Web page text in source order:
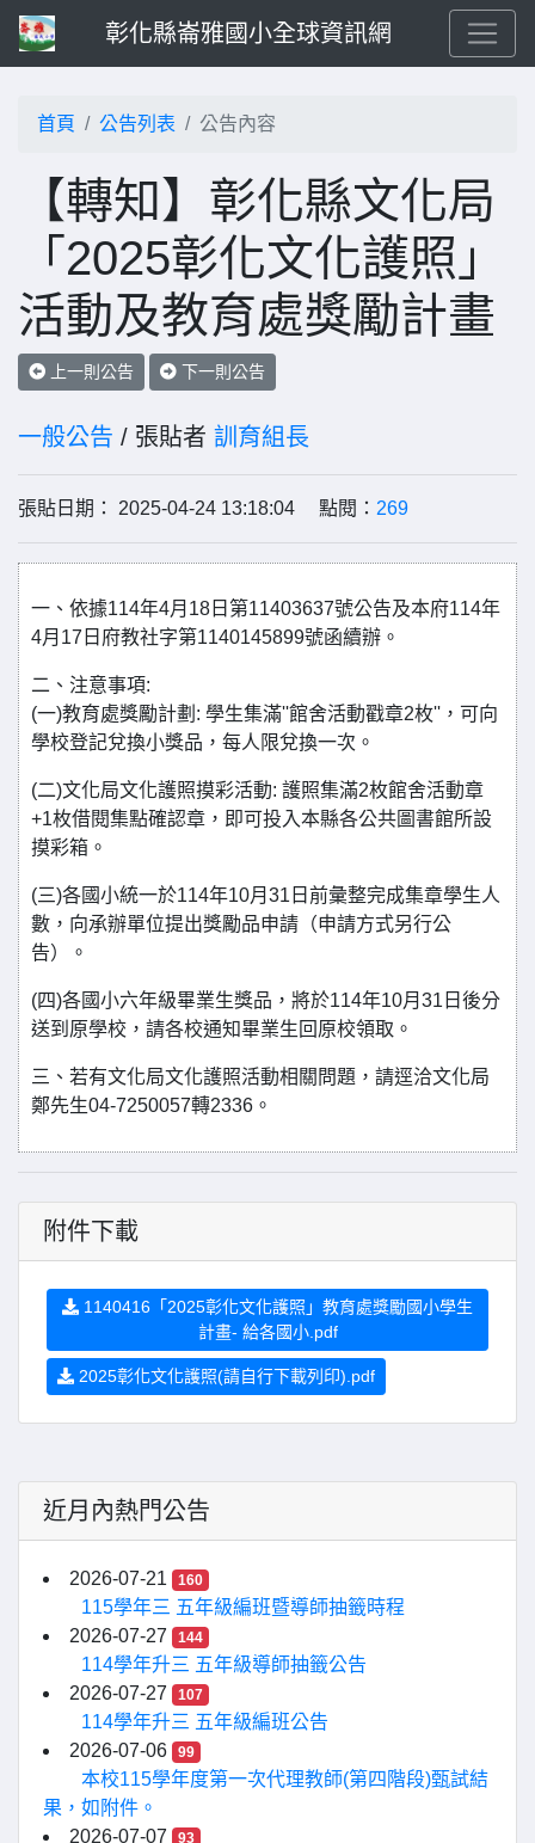
彰化縣崙雅國小全球資訊網
首頁 公告列表 公告內容
【轉知】彰化縣文化局
「2025彰化文化護照」
活動及教育處獎勵計畫
上一則公告 下一則公告
一般公告 / 張貼者 訓育組長
張貼日期： 2025-04-24 13:18:04 點閱： 269
一、依據114年4月18日第11403637號公告及本府114年
4月17日府教社字第1140145899號函續辦。
二、注意事項:
(一)教育處獎勵計劃: 學生集滿''館舍活動戳章2枚''，可向
學校登記兌換小獎品，每人限兌換一次。
(二)文化局文化護照摸彩活動: 護照集滿2枚館舍活動章
+1枚借閱集點確認章，即可投入本縣各公共圖書館所設
摸彩箱。
(三)各國小統一於114年10月31日前彙整完成集章學生人
數，向承辦單位提出獎勵品申請（申請方式另行公
告）。
(四)各國小六年級畢業生獎品，將於114年10月31日後分
送到原學校，請各校通知畢業生回原校領取。
三、若有文化局文化護照活動相關問題，請逕洽文化局
鄭先生04-7250057轉2336。
附件下載
1140416「2025彰化文化護照」教育處獎勵國小學生
計畫- 給各國小.pdf
2025彰化文化護照(請自行下載列印).pdf
近月內熱門公告
2026-07-21 160
115學年三 五年級編班暨導師抽籤時程
2026-07-27
144
114學年升三 五年級導師抽籤公告
2026-07-27
107
114學年升三 五年級編班公告
2026-07-06
99
本校115學年度第一次代理教師(第四階段)甄試結
果，如附件。
2026-07-07
93